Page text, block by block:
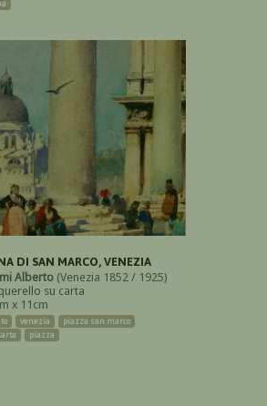
DI SAN MARCO, VENEZIA
Alberto (Venezia 1852 / 1925)
su carta
x 11cm
venezia
piazza san marco
piazza